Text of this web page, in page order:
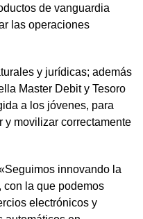
de vanguardia
las operaciones
y jurídicas; además
Master Debit y Tesoro
a los jóvenes, para
y movilizar correctamente
innovando la
con la que podemos
electrónicos y